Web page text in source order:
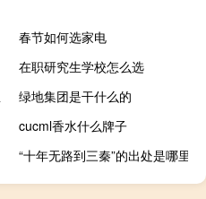
春节如何选家电
在职研究生学校怎么选
绿地集团是干什么的
cucml香水什么牌子
“十年无路到三秦”的出处是哪里